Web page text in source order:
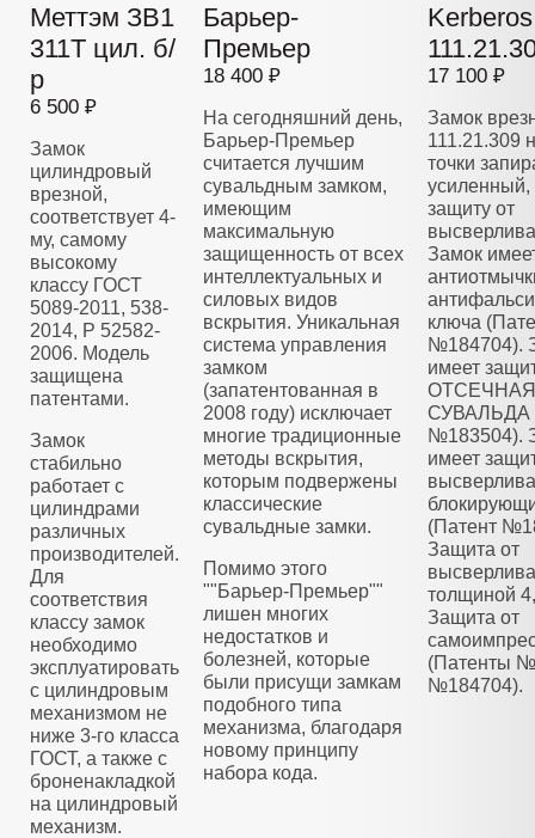
Меттэм ЗВ1
311Т цил. б/
р
6 500 ₽
Замок
цилиндровый
врезной,
соответствует 4-
му, самому
высокому
классу ГОСТ
5089-2011, 538-
2014, Р 52582-
2006. Модель
защищена
патентами.
Замок
стабильно
работает с
цилиндрами
различных
производителей.
Для
соответствия
классу замок
необходимо
эксплуатировать
с цилиндровым
механизмом не
ниже 3-го класса
ГОСТ, а также с
броненакладкой
на цилиндровый
механизм.
Барьер-
Премьер
18 400 ₽
На сегодняшний день,
Барьер-Премьер
считается лучшим
сувальдным замком,
имеющим
максимальную
защищенность от всех
интеллектуальных и
силовых видов
вскрытия. Уникальная
система управления
замком
(запатентованная в
2008 году) исключает
многие традиционные
методы вскрытия,
которым подвержены
классические
сувальдные замки.
Помимо этого
""Барьер-Премьер""
лишен многих
недостатков и
болезней, которые
были присущи замкам
подобного типа
механизма, благодаря
новому принципу
набора кода.
Kerberos
17 100 ₽
Замок
111.21.309
точки
усиленный,
защиту от
Замок
ключа
№184704).
имеет
ОТСЕЧНАЯ
СУВАЛЬДА
№183504).
имеет
(Патент
Защита от
толщиной
Защита от
(Патенты
№184704).